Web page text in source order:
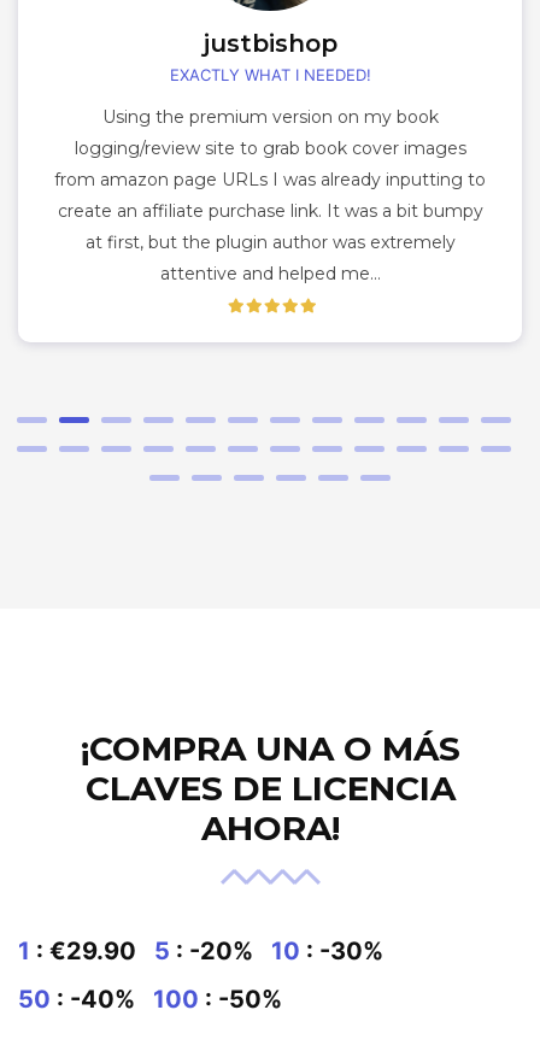
justbishop
EXACTLY WHAT I NEEDED!
Using the premium version on my book
logging/review site to grab book cover images
from amazon page URLs I was already inputting to
create an affiliate purchase link. It was a bit bumpy
at first, but the plugin author was extremely
attentive and helped me…
¡COMPRA UNA O MÁS
CLAVES DE LICENCIA
AHORA!
1 : €29.90 5 : -20% 10 : -30%
50 : -40% 100 : -50%